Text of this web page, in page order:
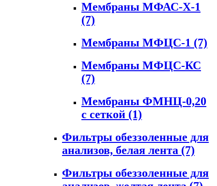
Мембраны МФАС-Х-1
(7)
Мембраны МФЦС-1 (7)
Мембраны МФЦС-КС
(7)
Мембраны ФМНЦ-0,20
с сеткой (1)
Фильтры обеззоленные для
анализов, белая лента (7)
Фильтры обеззоленные для